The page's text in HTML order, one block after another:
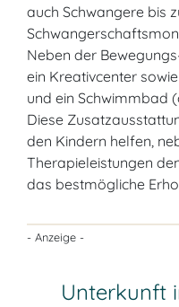
auch Schwangere bis
Neben der
ein Kreativcenter
und ein Schwimmbad
Diese
den Kindern helfen,
Therapieleistungen
das bestmögliche
- Anzeige -
Unterkunft